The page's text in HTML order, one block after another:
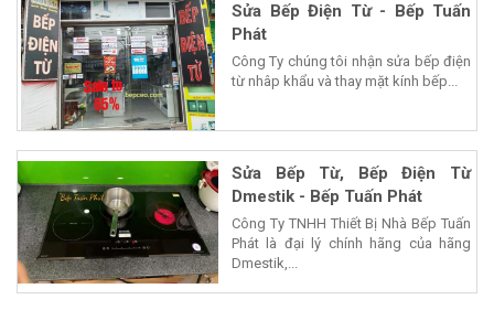
Sửa Bếp Điện Từ - Bếp Tuấn
Phát
Công Ty chúng tôi nhận sửa bếp điện
từ nhâp khẩu và thay mặt kính bếp...
Sửa Bếp Từ, Bếp Điện Từ
Dmestik - Bếp Tuấn Phát
Công Ty TNHH Thiết Bị Nhà Bếp Tuấn
Phát là đại lý chính hãng của hãng
Dmestik,...